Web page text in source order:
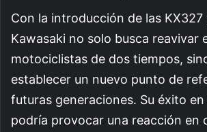
Con la introducción de las KX327
Kawasaki no solo busca reavivar
motociclistas de dos tiempos,
establecer un nuevo punto de
futuras generaciones. Su éxito
podría provocar una reacción en